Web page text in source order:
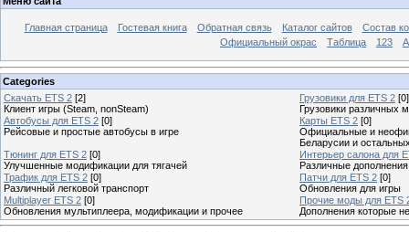
Главная страница Гостевая книга Обратная связь Каталог сайтов
Состав
Официальный окрас
Таблица 123
Categories
Скачать ETS 2 [2]
Клиент игры (Steam, nonSteam)
Грузовики для ETS 2 [0]
Грузовики различных
Автобусы для ETS 2 [0]
Рейсовые и простые автобусы в игре
Карты ETS 2 [0]
Официальные и
Беларусии и
Тюнинг для ETS 2 [0]
Улучшенные модификации для тягачей
Интерьер салона для
Различные
Трафик для ETS 2 [0]
Различный легковой транспорт
Патчи для ETS 2 [0]
Обновления для игры
Multiplayer ETS 2 [0]
Обновления мультиплеера, модификации и прочее
Прочие моды для ETS
Дополнения которые